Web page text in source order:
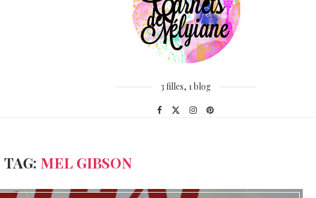
3 filles, 1 blog
TAG: MEL GIBSON